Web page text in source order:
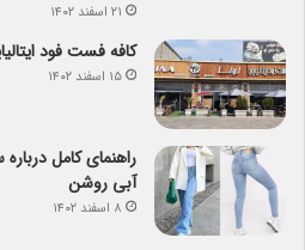
۲۱ اسفند ۱۴۰۲
کافه فست فود
۱۵ اسفند ۱۴۰۲
راهنمای کامل
آبی روشن
۸ اسفند ۱۴۰۲